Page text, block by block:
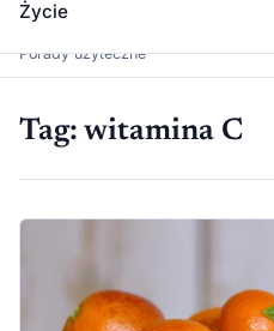
Dawka Wiedzy
Porady użyteczne
Życie
Tag: witamina C